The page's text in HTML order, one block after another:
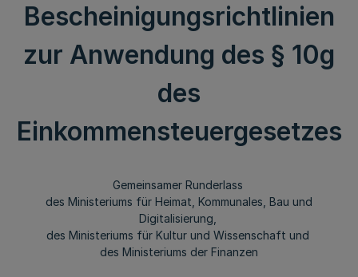
Bescheinigungsrichtlinien
zur Anwendung des § 10g
des
Einkommensteuergesetzes
Gemeinsamer Runderlass
des Ministeriums für Heimat, Kommunales, Bau und
Digitalisierung,
des Ministeriums für Kultur und Wissenschaft und
des Ministeriums der Finanzen